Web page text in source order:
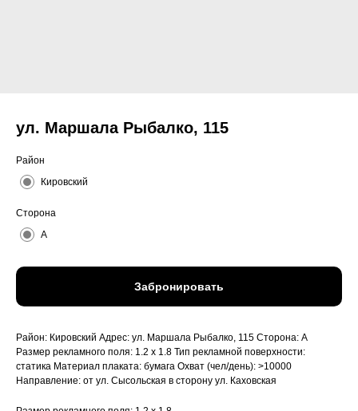
ул. Маршала Рыбалко, 115
Район
Кировский
Сторона
A
Забронировать
Район: Кировский Адрес: ул. Маршала Рыбалко, 115 Сторона: A
Размер рекламного поля: 1.2 x 1.8 Тип рекламной поверхности:
статика Материал плаката: бумага Охват (чел/день): >10000
Направление: от ул. Сысольская в сторону ул. Каховская